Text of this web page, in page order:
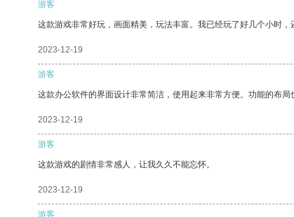
游客
这款游戏非常好玩，画面精美，玩法丰富。我已经玩了好几个小时，
2023-12-19
游客
这款办公软件的界面设计非常简洁，使用起来非常方便。功能的布局
2023-12-19
游客
这款游戏的剧情非常感人，让我久久不能忘怀。
2023-12-19
游客